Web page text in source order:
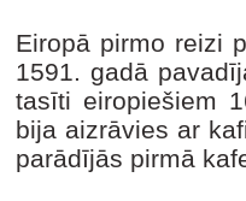
Eiropā pirmo reizi
1591. gadā
tasīti eiropiešiem
bija aizrāvies ar
parādījās pirmā